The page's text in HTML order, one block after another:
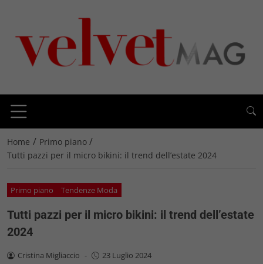
Home / Primo piano /
Tutti pazzi per il micro bikini: il trend dell’estate 2024
Primo piano Tendenze Moda
Tutti pazzi per il micro bikini: il trend dell’estate
2024
Cristina Migliaccio - 23 Luglio 2024